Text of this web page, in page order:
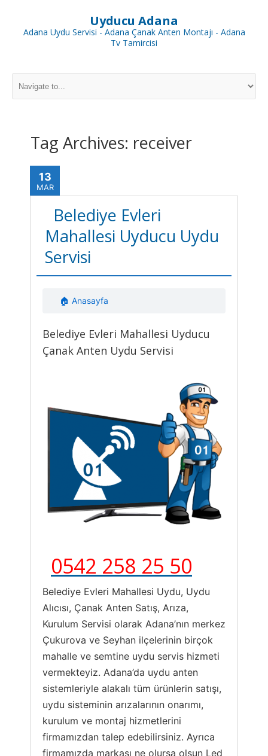
Uyducu Adana
Adana Uydu Servisi - Adana Çanak Anten Montajı - Adana
Tv Tamircisi
Tag Archives: receiver
13
MAR
Belediye Evleri
Mahallesi Uyducu Uydu
Servisi
🏠 Anasayfa
Belediye Evleri Mahallesi Uyducu
Çanak Anten Uydu Servisi
0542 258 25 50
Belediye Evleri Mahallesi Uydu, Uydu
Alıcısı, Çanak Anten Satış, Arıza,
Kurulum Servisi olarak Adana’nın merkez
Çukurova ve Seyhan ilçelerinin birçok
mahalle ve semtine uydu servis hizmeti
vermekteyiz. Adana’da uydu anten
sistemleriyle alakalı tüm ürünlerin satışı,
uydu sisteminin arızalarının onarımı,
kurulum ve montaj hizmetlerini
firmamızdan talep edebilirsiniz. Ayrıca
firmamızda markası ne olursa olsun Led